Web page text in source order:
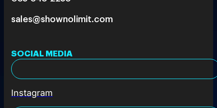
sales@shownolimit.com
SOCIAL MEDIA
Instagram